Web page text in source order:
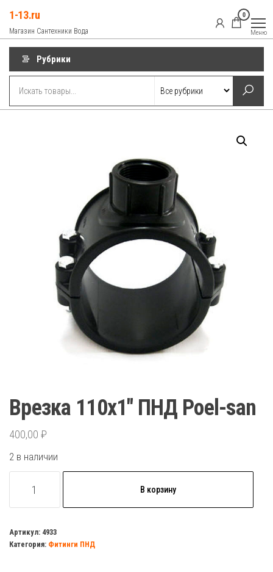
содержимому
1-13.ru
Магазин Сантехники Вода
0
Меню
Рубрики
Врезка 110х1″ ПНД Poel-san
400,00 ₽
2 в наличии
товара
110х1"
ПНД
В корзину
Артикул: 4933
Категория: Фитинги ПНД